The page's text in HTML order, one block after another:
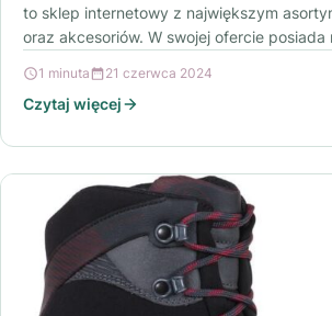
to sklep internetowy z największym
oraz akcesoriów. W swojej ofercie
1 minuta 21 czerwca 2024
Czytaj więcej